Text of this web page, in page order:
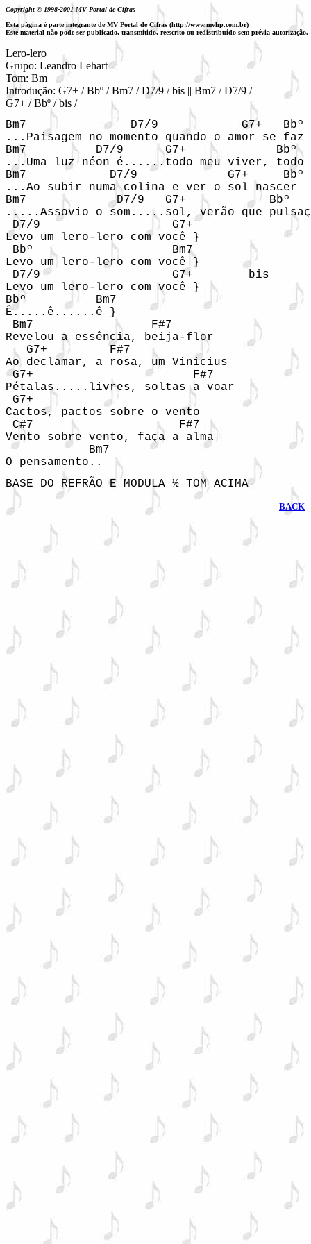
Copyright © 1998-2001 MV Portal de Cifras
Esta página é parte integrante de MV Portal de Cifras (http://www.mvhp.com.br)
Este material não pode ser publicado, transmitido, reescrito ou redistribuído sem prévia autorização.
Lero-lero
Grupo: Leandro Lehart
Tom: Bm
Introdução: G7+ / Bbº / Bm7 / D7/9 / bis || Bm7 / D7/9 /
G7+ / Bbº / bis /
Bm7               D7/9            G7+   Bbº
...Paisagem no momento quando o amor se faz
Bm7          D7/9      G7+             Bbº
...Uma luz néon é......todo meu viver, todo
Bm7            D7/9             G7+     Bbº
...Ao subir numa colina e ver o sol nascer
Bm7             D7/9   G7+            Bbº
.....Assovio o som.....sol, verão que
D7/9                   G7+
Levo um lero-lero com você }
Bbº                    Bm7
Levo um lero-lero com você }
D7/9                   G7+        bis
Levo um lero-lero com você }
Bbº          Bm7
Ê.....ê......ê }
Bm7                 F#7
Revelou a essência, beija-flor
   G7+         F#7
Ao declamar, a rosa, um Vinicius
G7+                       F#7
Pétalas.....livres, soltas a voar
G7+
Cactos, pactos sobre o vento
C#7                     F#7
Vento sobre vento, faça a alma
            Bm7
O pensamento..
BASE DO REFRÃO E MODULA ½ TOM ACIMA
BACK |